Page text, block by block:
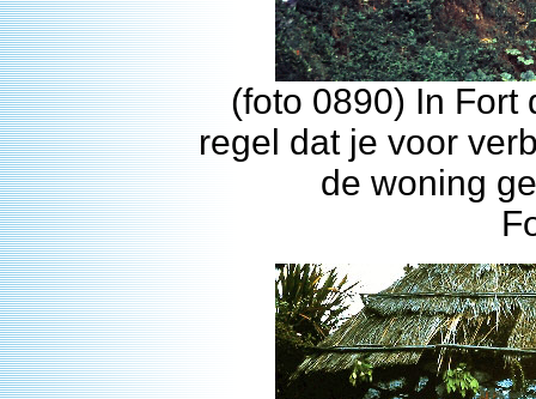
(foto 0890) In Fort
regel dat je voor
de woning